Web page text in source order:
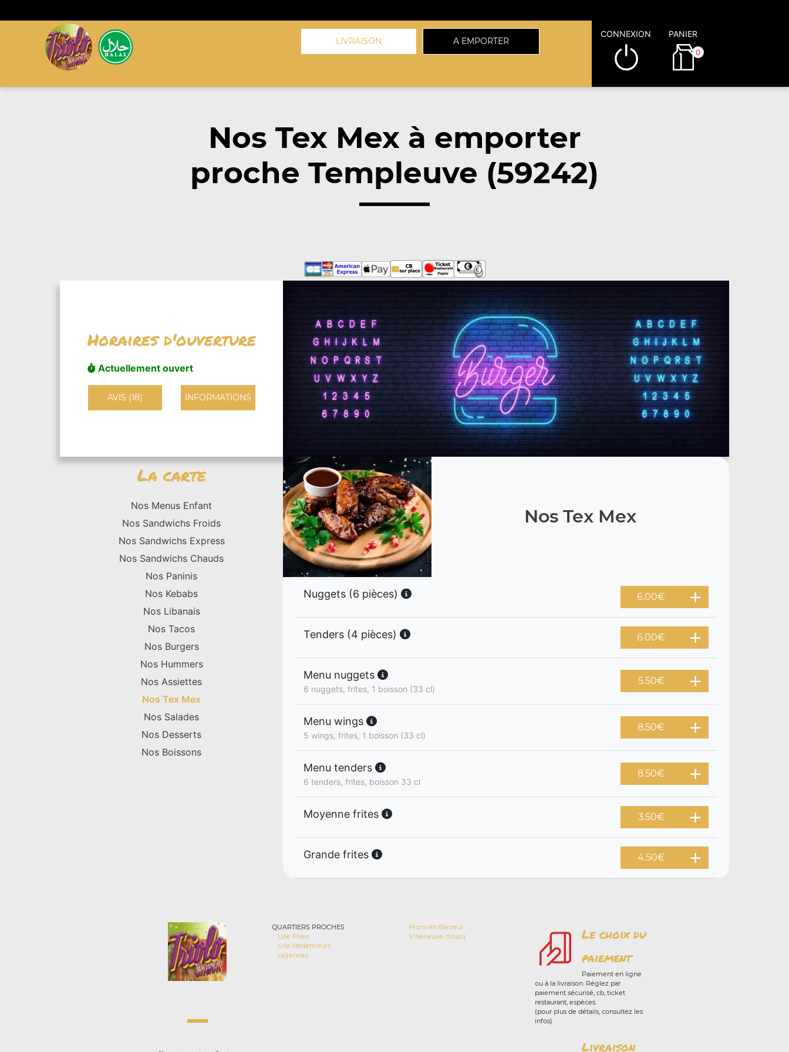
LIVRAISON A EMPORTER
CONNEXION PANIER
0
Nos Tex Mex à emporter
proche Templeuve (59242)
Horaires d'ouverture
Actuellement ouvert
AVIS (18) INFORMATIONS
La carte
Nos Menus Enfant
Nos Sandwichs Froids
Nos Sandwichs Express
Nos Sandwichs Chauds
Nos Paninis
Nos Kebabs
Nos Libanais
Nos Tacos
Nos Burgers
Nos Hummers
Nos Assiettes
Nos Tex Mex
Nos Salades
Nos Desserts
Nos Boissons
Nos Tex Mex
Nuggets (6 pièces) 6.00€
Tenders (4 pièces) 6.00€
Menu nuggets
6 nuggets, frites, 1 boisson (33 cl)
5.50€
Menu wings
5 wings, frites, 1 boisson (33 cl)
8.50€
Menu tenders
6 tenders, frites, boisson 33 cl
8.50€
Moyenne frites 3.50€
Grande frites 4.50€
QUARTIERS PROCHES
Lille Fives
Lille Hellemmes
Lezennes
Mons en Baroeul
Villeneuve d'Ascq
Le choix du
paiement
Paiement en ligne
ou à la livraison. Réglez par
paiement sécurisé, cb, ticket
restaurant, espèces.
(pour plus de détails, consultez les
infos)
Livraison